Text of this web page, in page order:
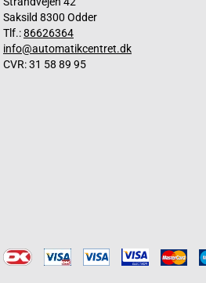
Saksild 8300 Odder
Tlf.:86626364
info@automatikcentret.dk
CVR: 31 58 89 95